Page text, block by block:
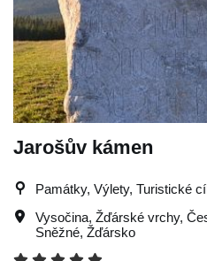
Jarošův kámen
Památky, Výlety, Turistické
Vysočina, Žďárské vrchy,
Sněžné, Žďársko